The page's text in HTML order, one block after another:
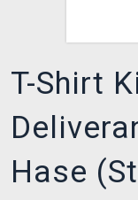
T-Shirt
Hase